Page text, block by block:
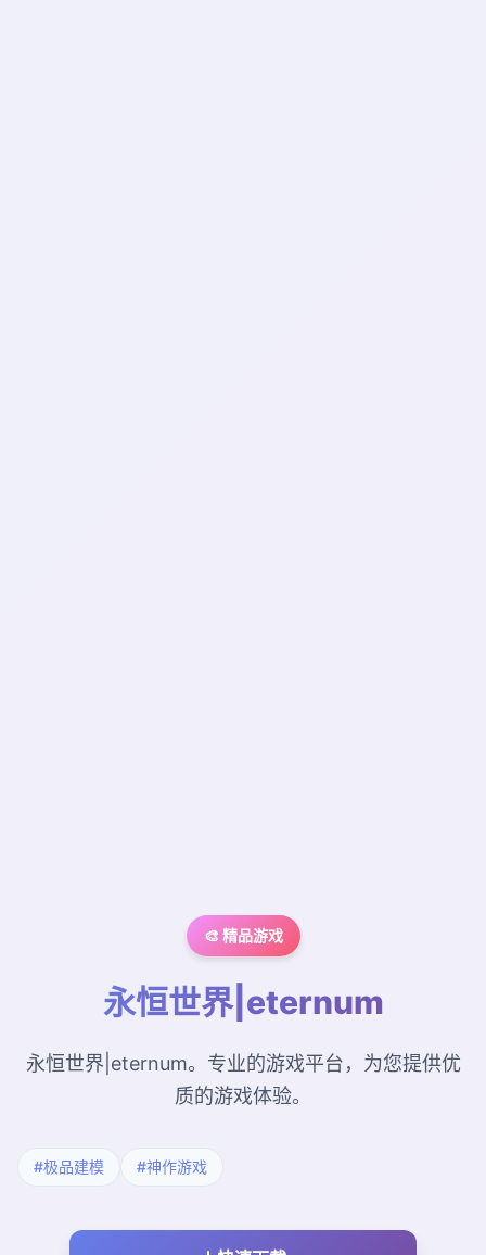
🎨 精品游戏
永恒世界|eternum
永恒世界|eternum。专业的游戏平台，为您提供优
质的游戏体验。
#极品建模 #神作游戏